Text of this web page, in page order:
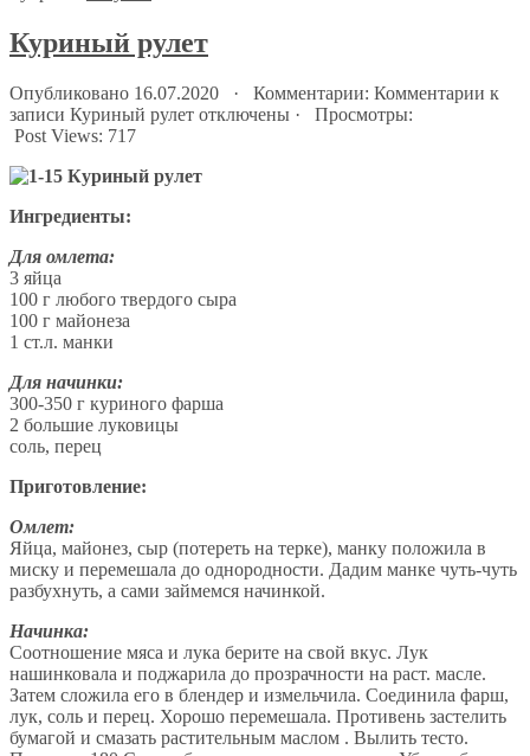
Куриный рулет
Опубликовано 16.07.2020 · Комментарии: Комментарии к
записи Куриный рулет отключены · Просмотры:
Post Views: 717
Ингредиенты:
Для омлета:
3 яйца
100 г любого твердого сыра
100 г майонеза
1 ст.л. манки
Для начинки:
300-350 г куриного фарша
2 большие луковицы
соль, перец
Приготовление:
Омлет:
Яйца, майонез, сыр (потереть на терке), манку положила в
миску и перемешала до однородности. Дадим манке чуть-чуть
разбухнуть, а сами займемся начинкой.
Начинка:
Соотношение мяса и лука берите на свой вкус. Лук
нашинковала и поджарила до прозрачности на раст. масле.
Затем сложила его в блендер и измельчила. Соединила фарш,
лук, соль и перец. Хорошо перемешала. Противень застелить
бумагой и смазать растительным маслом . Вылить тесто.